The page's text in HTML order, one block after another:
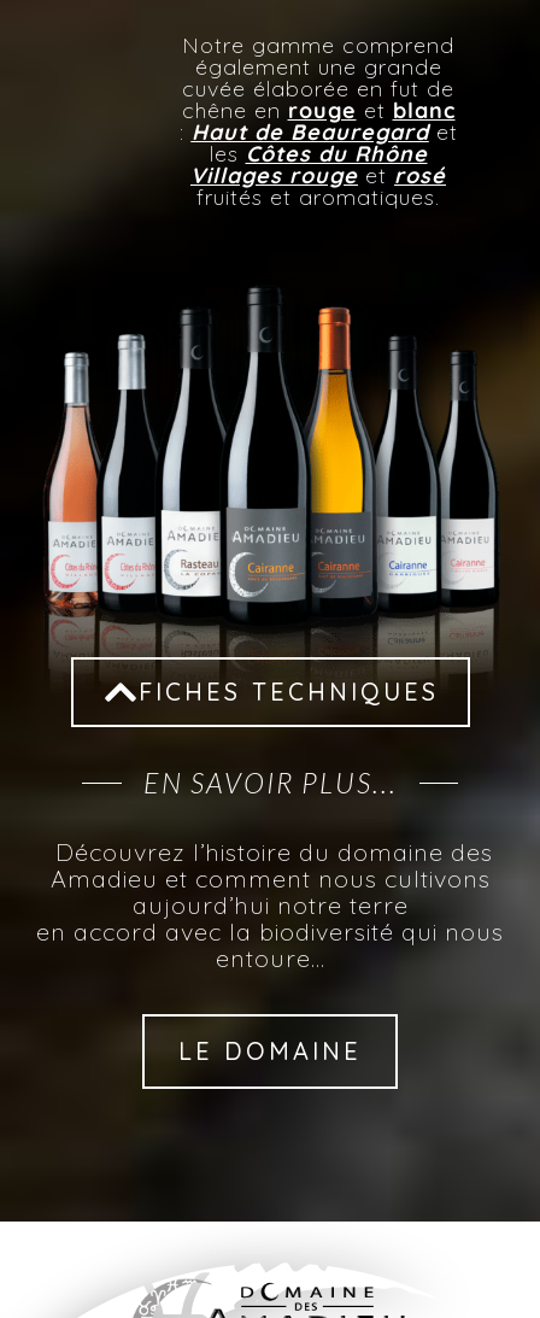
Notre gamme comprend
également une grande
cuvée élaborée en fut de
chêne en rouge et blanc
: Haut de Beauregardet
les Côtes du Rhône
Villages rouge et rosé
fruités et aromatiques.
FICHES TECHNIQUES
EN SAVOIR PLUS...
Découvrez l’histoire du domaine des
Amadieu et comment nous cultivons
aujourd’hui notre terre
en accord avec la biodiversité qui nous
entoure…
LE DOMAINE